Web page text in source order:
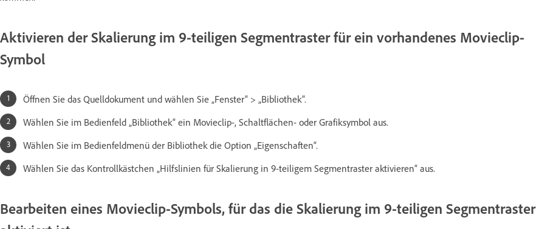
Aktivieren der Skalierung im 9-teiligen Segmentraster für ein vorhandenes Movieclip-
Symbol
Öffnen Sie das Quelldokument und wählen Sie „Fenster“ > „Bibliothek“.
Wählen Sie im Bedienfeld „Bibliothek“ ein Movieclip-, Schaltflächen- oder Grafiksymbol aus.
Wählen Sie im Bedienfeldmenü der Bibliothek die Option „Eigenschaften“.
Wählen Sie das Kontrollkästchen „Hilfslinien für Skalierung in 9-teiligem Segmentraster aktivieren“ aus.
Bearbeiten eines Movieclip-Symbols, für das die Skalierung im 9-teiligen Segmentraster